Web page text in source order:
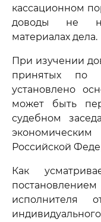
кассационном
доводы не
материалах дела.
При изучении
принятых по
установлено
может быть
судебном
Российской
Как
исполнителя